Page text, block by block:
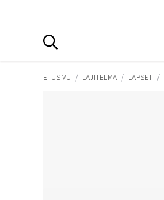
ETUSIVU / LAJITELMA / LAPSET /